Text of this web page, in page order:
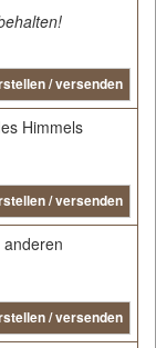
/ versenden
Himmels
/ versenden
/ versenden